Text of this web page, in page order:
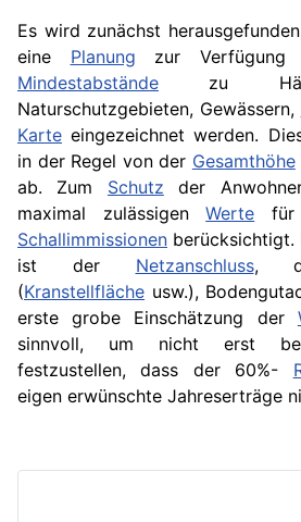
Es wird zunächst
eine Planung zur Verfügung
Mindestabstände zu
Naturschutzgebieten, Gewässern,
Karte eingezeichnet werden.
in der Regel von der Gesamthöhe
ab. Zum Schutz der
maximal zulässigenWerte für
Schallimmissionen berücksichtigt.
ist der Netzanschluss,
(Kranstellfläche usw.),
erste grobe Einschätzung der
sinnvoll, um nicht erst
festzustellen, dass der 60%-
eigen erwünschte Jahreserträge